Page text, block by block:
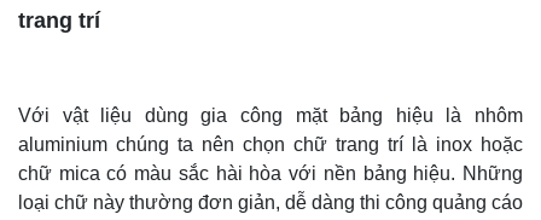
trang trí
Với vật liệu dùng gia công mặt bảng hiệu là nhôm
aluminium chúng ta nên chọn chữ trang trí là inox hoặc
chữ mica có màu sắc hài hòa với nền bảng hiệu. Những
loại chữ này thường đơn giản, dễ dàng thi công quảng cáo